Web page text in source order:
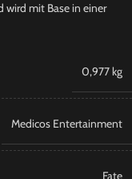
wird mit Base in einer
0,977 kg
Medicos Entertainment
Fate